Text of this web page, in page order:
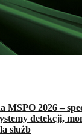
MSPO 2026 –
detekcji,
służb